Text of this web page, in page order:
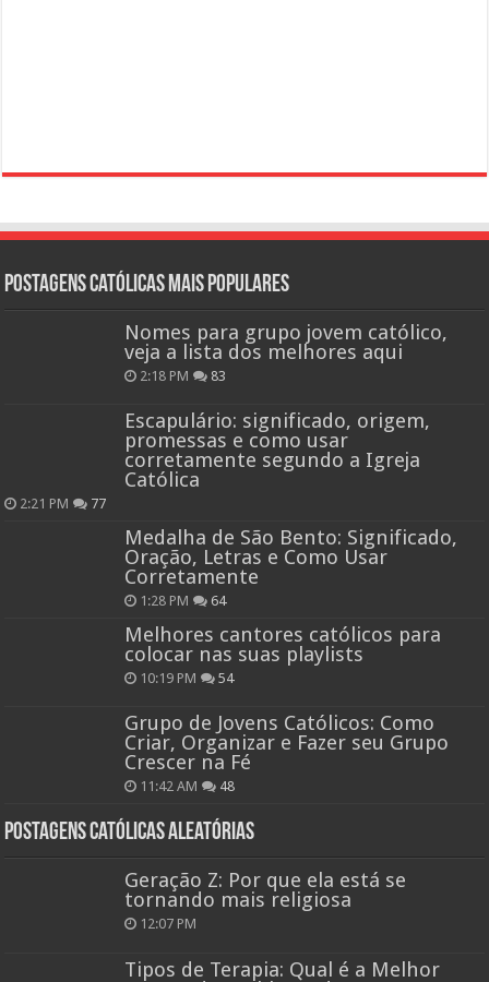
Postagens católicas mais Populares
Nomes para grupo jovem católico,
veja a lista dos melhores aqui
2:18 PM 83
Escapulário: significado, origem,
promessas e como usar
corretamente segundo a Igreja
Católica
2:21 PM 77
Medalha de São Bento: Significado,
Oração, Letras e Como Usar
Corretamente
1:28 PM 64
Melhores cantores católicos para
colocar nas suas playlists
10:19 PM 54
Grupo de Jovens Católicos: Como
Criar, Organizar e Fazer seu Grupo
Crescer na Fé
11:42 AM 48
Postagens católicas aleatórias
Geração Z: Por que ela está se
tornando mais religiosa
12:07 PM
Tipos de Terapia: Qual é a Melhor